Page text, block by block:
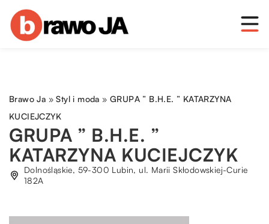
Brawo Ja »Styl i moda »GRUPA ” B.H.E. ” KATARZYNA
KUCIEJCZYK
GRUPA ” B.H.E. ”
KATARZYNA KUCIEJCZYK
Dolnośląskie, 59-300 Lubin, ul. Marii Skłodowskiej-Curie
182A